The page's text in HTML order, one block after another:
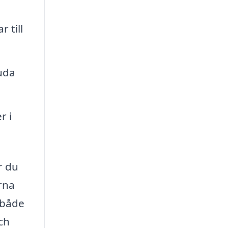
till
i
du